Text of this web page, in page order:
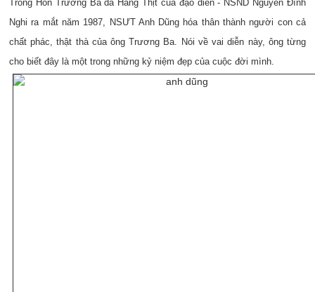
Trong Hồn Trương Ba da Hàng Thịt của đạo diễn - NSND Nguyễn Đình
Nghi ra mắt năm 1987, NSƯT Anh Dũng hóa thân thành người con cả
chất phác, thật thà của ông Trương Ba. Nói về vai diễn này, ông từng
cho biết đây là một trong những kỷ niệm đẹp của cuộc đời mình.